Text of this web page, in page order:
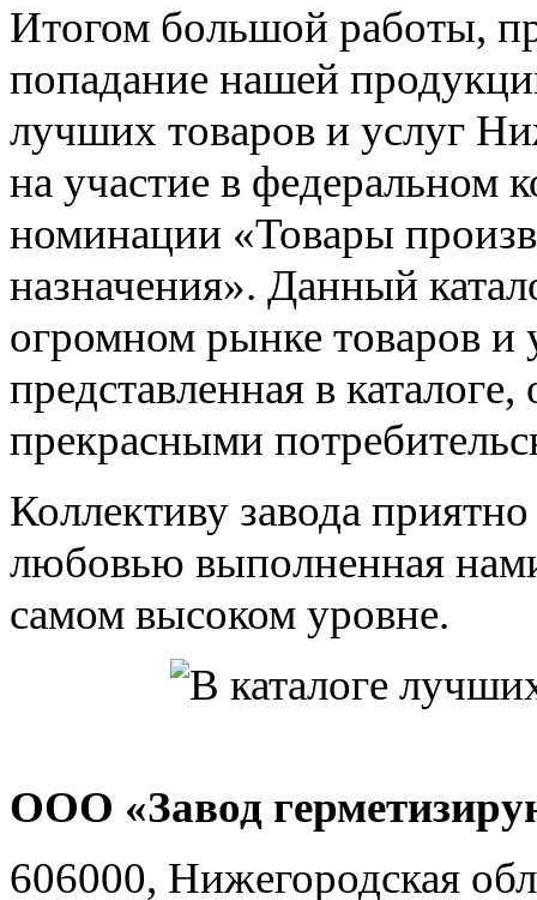
Итогом большой работы,
попадание нашей
лучших товаров и услуг
на участие в федеральном
номинации «Товары
назначения». Данный
огромном рынке товаров и
представленная в
прекрасными
Коллективу завода
любовью выполненная
самом высоком уровне.
ООО «Завод
606000, Нижегородская